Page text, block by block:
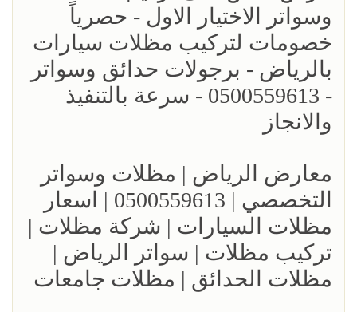
وسواتر الاختيار الاول - حصرياً
خصومات لتركيب مظلات سيارات
بالرياض - برجولات حدائق وسواتر
- 0500559613 - سرعة بالتنفيذ
والانجاز
معارض الرياض | مظلات وسواتر
التخصصي | 0500559613 | اسعار
مظلات السيارات | شركة مظلات |
تركيب مظلات | سواتر الرياض |
مظلات الحدائق | مظلات جامعات